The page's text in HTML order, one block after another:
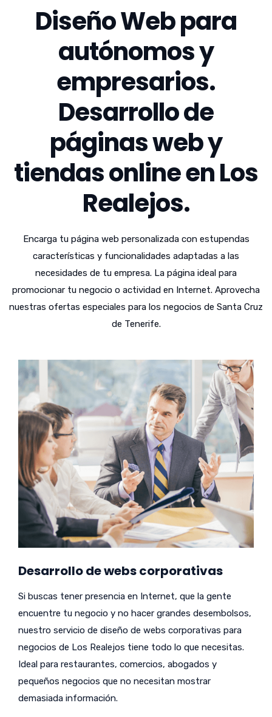
Diseño Web para
autónomos y
empresarios.
Desarrollo de
páginas web y
tiendas online en Los
Realejos.
Encarga tu página web personalizada con estupendas
características y funcionalidades adaptadas a las
necesidades de tu empresa. La página ideal para
promocionar tu negocio o actividad en Internet. Aprovecha
nuestras ofertas especiales para los negocios de Santa Cruz
de Tenerife.
Desarrollo de webs corporativas
Si buscas tener presencia en Internet, que la gente
encuentre tu negocio y no hacer grandes desembolsos,
nuestro servicio de diseño de webs corporativas para
negocios de Los Realejos tiene todo lo que necesitas.
Ideal para restaurantes, comercios, abogados y
pequeños negocios que no necesitan mostrar
demasiada información.